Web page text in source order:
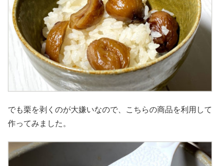
でも栗を剥くのが大嫌いなので、こちらの商品を利用して
作ってみました。